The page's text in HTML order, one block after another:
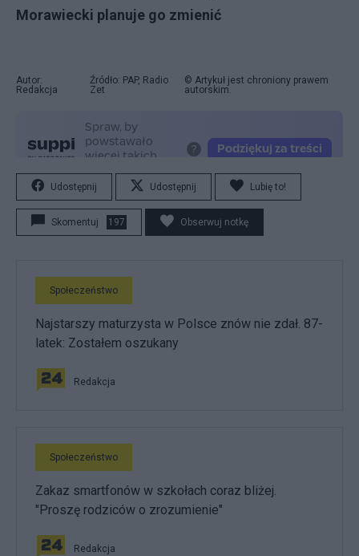
Morawiecki planuje go zmienić
Autor:
Redakcja
Źródło: PAP, Radio
Zet
© Artykuł jest chroniony prawem
autorskim.
Udostępnij Udostępnij Lubię to!
Skomentuj 197 Obserwuj notkę
Społeczeństwo
Najstarszy maturzysta w Polsce znów nie zdał. 87-
latek: Zostałem oszukany
Redakcja
Społeczeństwo
Zakaz smartfonów w szkołach coraz bliżej.
"Proszę rodziców o zrozumienie"
Redakcja